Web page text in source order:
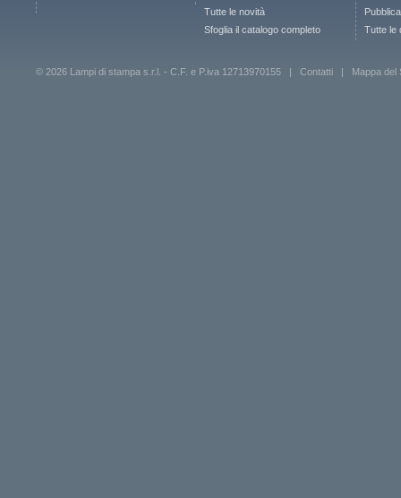
Tutte le novità
Sfoglia il catalogo completo
Tutte le
© 2026 Lampi di stampa s.r.l. - C.F. e P.iva 12713970155 | Contatti | Mappa del